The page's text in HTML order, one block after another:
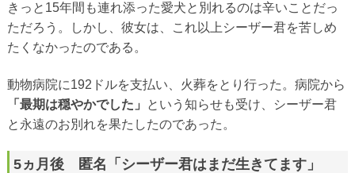
きっと15年間も連れ添った愛犬と別れるのは辛いことだっ
ただろう。しかし、彼女は、これ以上シーザー君を苦しめ
たくなかったのである。
動物病院に192ドルを支払い、火葬をとり行った。病院から
「最期は穏やかでした」
という知らせも受け、シーザー君
と永遠のお別れを果たしたのであった。
5ヵ月後 匿名「シーザー君はまだ生きてます」